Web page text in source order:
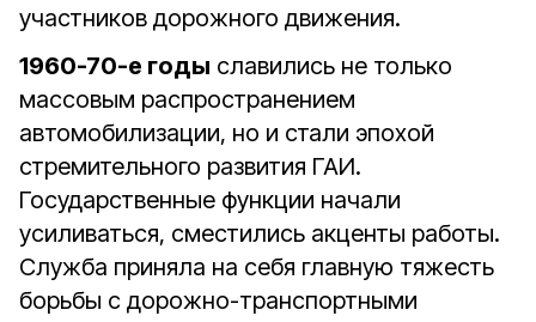
участников дорожного движения.
1960-70-е годы славились не только
массовым распространением
автомобилизации, но и стали эпохой
стремительного развития ГАИ.
Государственные функции начали
усиливаться, сместились акценты работы.
Служба приняла на себя главную тяжесть
борьбы с дорожно-транспортными